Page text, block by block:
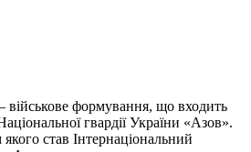
формування, що входить
гвардії України «Азов».
став Інтернаціональний